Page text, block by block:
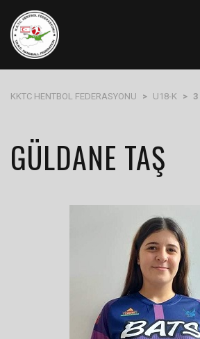
KKTC HENTBOL FEDERASYONU > U18-K > 3
GÜLDANE TAŞ